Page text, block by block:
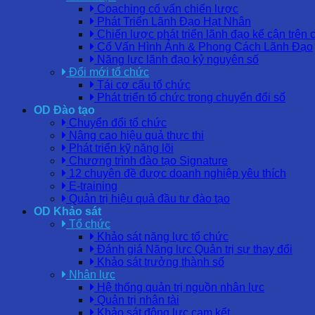
Coaching cố vấn chiến lược
Phát Triển Lãnh Đạo Hạt Nhân
Chiến lược phát triển lãnh đạo kế cận trên
Cố Vấn Hình Ảnh & Phong Cách Lãnh Đạo
Năng lực lãnh đạo kỷ nguyên số
Đổi mới tổ chức
Tái cơ cấu tổ chức
Phát triển tổ chức trong chuyển đổi số
OD Đào tạo
Chuyển đổi tổ chức
Nâng cao hiệu quả thực thi
Phát triển kỹ năng lõi
Chương trình đào tạo Signature
12 chuyên đề được doanh nghiệp yêu thích
E-training
Quản trị hiệu quả đầu tư đào tạo
OD Khảo sát
Tổ chức
Khảo sát năng lực tổ chức
Đánh giá Năng lực Quản trị sự thay đổi
Khảo sát trưởng thành số
Nhân lực
Hệ thống quản trị nguồn nhân lực
Quản trị nhân tài
Khảo sát động lực cam kết